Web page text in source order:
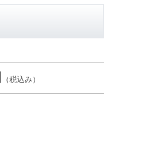
（税込み）